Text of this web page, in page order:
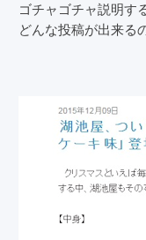
ゴチャゴチャ説明す
どんな投稿が出来る